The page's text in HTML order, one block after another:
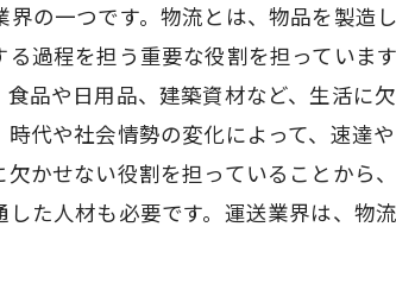
の一つです。物流とは、物品を製
過程を担う重要な役割を担ってい
品や日用品、建築資材など、生活
代や社会情勢の変化によって、速達
かせない役割を担っていることか
た人材も必要です。運送業界は、物